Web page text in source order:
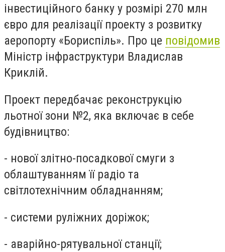
інвестиційного банку у розмірі 270 млн
євро для реалізації проекту з розвитку
аеропорту «Бориспіль». Про це повідомив
Міністр інфраструктури Владислав
Криклій.
Проект передбачає реконструкцію
льотної зони №2, яка включає в себе
будівництво:
- нової злітно-посадкової смуги з
облаштуванням її радіо та
світлотехнічним обладнанням;
- системи руліжних доріжок;
- аварійно-рятувальної станції;